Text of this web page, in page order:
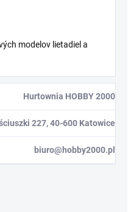
modelov lietadiel a
Hurtownia HOBBY 2000
227, 40-600 Katowice
biuro@hobby2000.pl